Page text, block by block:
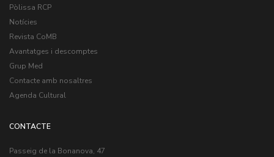
Pòlissa RCP
Notícies
Revista CoMB
Avantatges i descomptes
Grup Med
Contacte amb nosaltres
Agenda Cultural
CONTACTE
Passeig de la Bonanova, 47